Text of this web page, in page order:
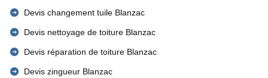
Devis changement tuile Blanzac
Devis nettoyage de toiture Blanzac
Devis réparation de toiture Blanzac
Devis zingueur Blanzac